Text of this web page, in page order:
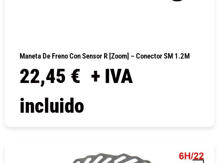
Maneta De Freno Con Sensor R [Zoom] – Conector SM 1.2M
22,45 € + IVA
incluido